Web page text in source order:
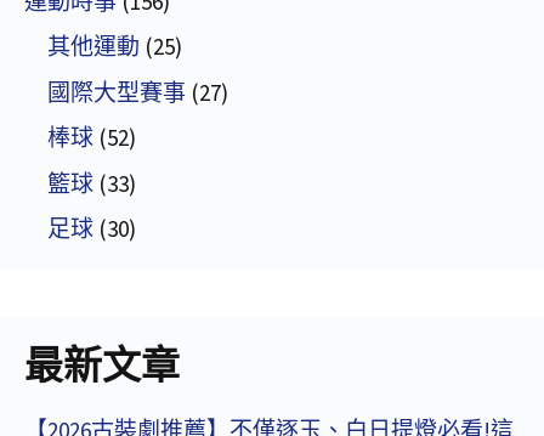
其他運動 (25)
國際大型賽事 (27)
棒球 (52)
籃球 (33)
足球 (30)
最新文章